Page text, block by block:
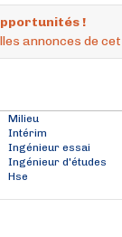
!
annonces de
Milieu
Intérim
Ingénieur essai
Ingénieur d'études
Hse